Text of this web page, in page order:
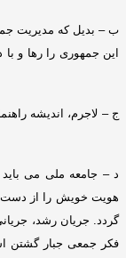
ب – بدیل که مدیریت
این جمهوری را رها و با
ج – لاجرم، اندیشه
د – جامعه ملی می
هویت خویش را از دست
گردد
جریان رشد،
فکر جمعی جبار گشتن